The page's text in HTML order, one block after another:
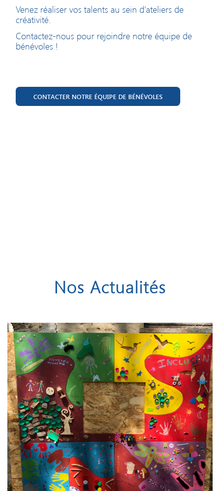
Venez réaliser vos talents au sein d’ateliers de
créativité.
Contactez-nous pour rejoindre notre équipe de
bénévoles !
CONTACTER NOTRE ÉQUIPE DE BÉNÉVOLES
Nos Actualités